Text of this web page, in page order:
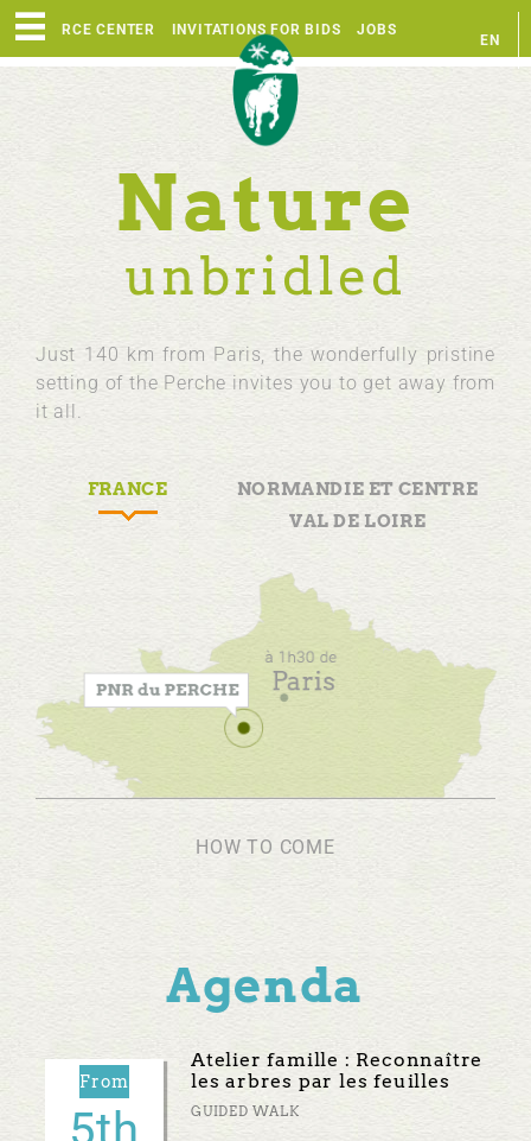
RESOURCE CENTER INVITATIONS FOR BIDS JOBS
EN
Nature
unbridled
Just 140 km from Paris, the wonderfully pristine
setting of the Perche invites you to get away from
it all.
FRANCE
NORMANDIE ET CENTRE
VAL DE LOIRE
HOW TO COME
Agenda
From
5th
Atelier famille : Reconnaître
les arbres par les feuilles
GUIDED WALK